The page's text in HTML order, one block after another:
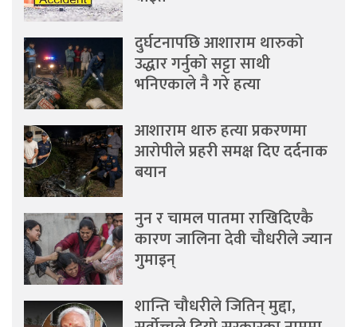
दुर्घटनापछि आशाराम थारुको
उद्धार गर्नुको सट्टा साथी
भनिएकाले नै गरे हत्या
आशाराम थारु हत्या प्रकरणमा
आरोपीले प्रहरी समक्ष दिए दर्दनाक
बयान
नुन र चामल पातमा राखिदिएकै
कारण जालिना देवी चौधरीले ज्यान
गुमाइन्
शान्ति चौधरीले जितिन् मुद्दा,